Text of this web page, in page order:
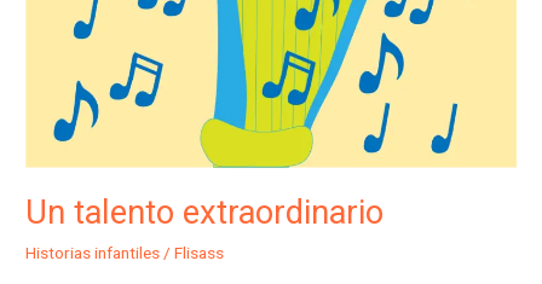
Un talento extraordinario
Historias infantiles /Flisass